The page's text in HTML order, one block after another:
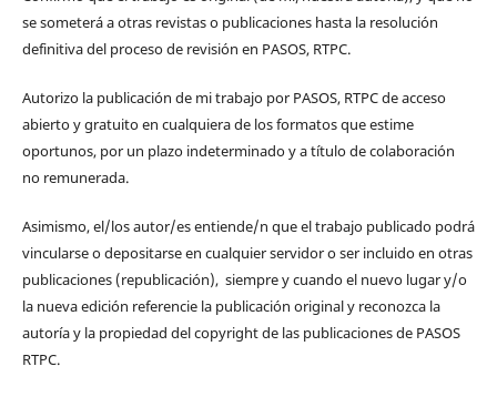
se someterá a otras revistas o publicaciones hasta la resolución
definitiva del proceso de revisión en PASOS, RTPC.
Autorizo la publicación de mi trabajo por PASOS, RTPC de acceso
abierto y gratuito en cualquiera de los formatos que estime
oportunos, por un plazo indeterminado y a título de colaboración
no remunerada.
Asimismo, el/los autor/es entiende/n que el trabajo publicado podrá
vincularse o depositarse en cualquier servidor o ser incluido en otras
publicaciones (republicación), siempre y cuando el nuevo lugar y/o
la nueva edición referencie la publicación original y reconozca la
autoría y la propiedad del copyright de las publicaciones de PASOS
RTPC.